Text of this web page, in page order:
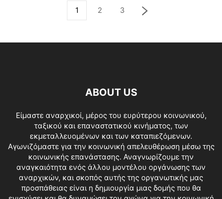
1 2 3
ABOUT US
Είμαστε αναρχικοί, μέρος του ευρύτερου κοινωνικού,
ταξικού και επαναστατικού κινήματος, των
εκμεταλλευομένων και των καταπιεζόμενων.
Αγωνιζόμαστε για την κοινωνική απελευθέρωση μέσω της
κοινωνικής επανάστασης. Αναγνωρίζουμε την
αναγκαιότητα ενός άλλου μοντέλου οργάνωσης των
αναρχικών, και σκοπός αυτής της οργανωτικής μας
προσπάθειας είναι η δημιουργία μιας δομής που θα